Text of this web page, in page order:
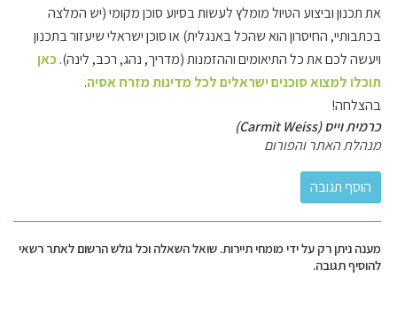
את תכנון וביצוע הטיול מומלץ לעשות בסיוע סוכן מקומי (יש המלצה
בכתבותיי, החיסרון הוא שהכל באנגלית) או סוכן ישראלי שיעזור בתכנון
ויעשה לכם את כל התיאומים וההזמנות (מדריך, נהג, רכב, לינה).כאן
תוכלו למצוא סוכנים ישראלים לכל מדינות מזרח אסיה.
בהצלחה!
כרמית וייס (Carmit Weiss)
מנהלת האתר והפורום
מענה ניתן רק על ידי מומחי תיירות. שואל השאלה וכל גולש הרשום לאתר רשאי
להוסיף תגובה.